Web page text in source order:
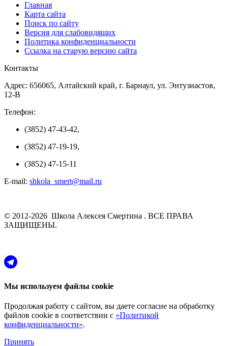
Главная
Карта сайта
Поиск по сайту
Версия для слабовидящих
Политика конфиденциальности
Ссылка на старую версию сайта
Контакты
Адрес: 656065, Алтайский край, г. Барнаул, ул. Энтузиастов,
12-В
Телефон:
(3852) 47-43-42,
(3852) 47-19-19,
(3852) 47-15-11
E-mail: shkola_smert@mail.ru
© 2012-2026 Школа Алексея Смертина . ВСЕ ПРАВА
ЗАЩИЩЕНЫ.
Мы используем файлы cookie
Продолжая работу с сайтом, вы даете согласие на обработку
файлов cookie в соответствии с «Политикой
конфиденциальности».
Принять